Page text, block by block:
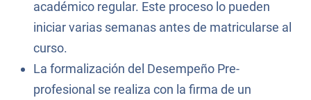
académico regular. Este proceso lo pueden
iniciar varias semanas antes de matricularse al
curso.
La formalización del Desempeño Pre-
profesional se realiza con la firma de un